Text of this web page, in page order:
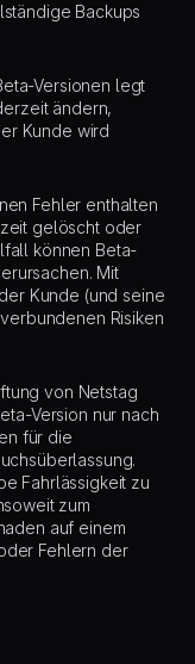
Backups
Versionen legt
ändern,
Kunde wird
Fehler enthalten
gelöscht oder
können Beta-
Mit
Kunde (und seine
Risiken
von Netstag
Version nur nach
für die
Fahrlässigkeit zu
zum
auf einem
Fehlern der